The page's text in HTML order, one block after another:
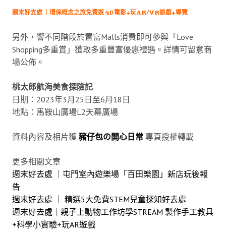
週末好去處 ｜環保概念之旅免費遊 4D電影+玩AR/VR遊戲+導覽
另外，響不同階段於置富Malls消費即可參與「Love
Shopping多重賞」獲取多重豐富優惠禮遇。詳情可留意商
場公佈。
桃太郎航海美食探險記
日期：2023年3月25日至6月18日
地點：馬鞍山廣場L2天幕廣場
資料內容及相片獲 豬仔包の開心日常 專頁授權轉載
更多相關文章
週末好去處 ｜屯門室內遊樂場「百田樂園」新店玩後報
告
週末好去處 ｜ 精選5大免費STEM兒童探知好去處
週末好去處｜親子上動物工作坊學STREAM 製作手工教具
+科學小實驗+玩AR遊戲